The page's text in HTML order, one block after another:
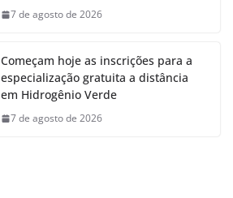
7 de agosto de 2026
Começam hoje as inscrições para a
especialização gratuita a distância
em Hidrogênio Verde
7 de agosto de 2026